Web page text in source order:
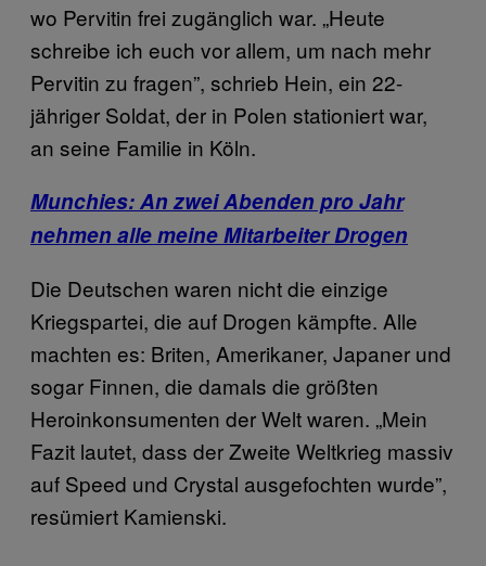
wo Pervitin frei zugänglich war. „Heute
schreibe ich euch vor allem, um nach mehr
Pervitin zu fragen”, schrieb Hein, ein 22-
jähriger Soldat, der in Polen stationiert war,
an seine Familie in Köln.
Munchies: An zwei Abenden pro Jahr
nehmen alle meine Mitarbeiter Drogen
Die Deutschen waren nicht die einzige
Kriegspartei, die auf Drogen kämpfte. Alle
machten es: Briten, Amerikaner, Japaner und
sogar Finnen, die damals die größten
Heroinkonsumenten der Welt waren. „Mein
Fazit lautet, dass der Zweite Weltkrieg massiv
auf Speed und Crystal ausgefochten wurde”,
resümiert Kamienski.